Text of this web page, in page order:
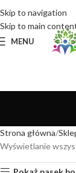
Skip to navigation
Skip to main
MENU
Strona główna
Wyświetlanie